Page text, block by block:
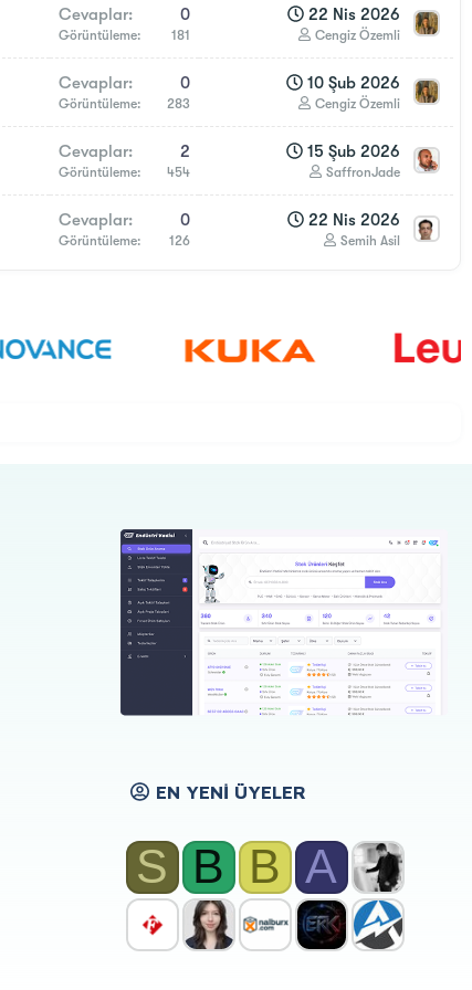
Cevaplar 0
Görüntüleme 181
22 Nis 2026
Cengiz Özemli
Cevaplar 0
Görüntüleme 283
10 Şub 2026
Cengiz Özemli
Cevaplar 2
Görüntüleme 454
15 Şub 2026
SaffronJade
Cevaplar 0
Görüntüleme 126
22 Nis 2026
Semih Asil
EN YENI ÜYELER
S B B A